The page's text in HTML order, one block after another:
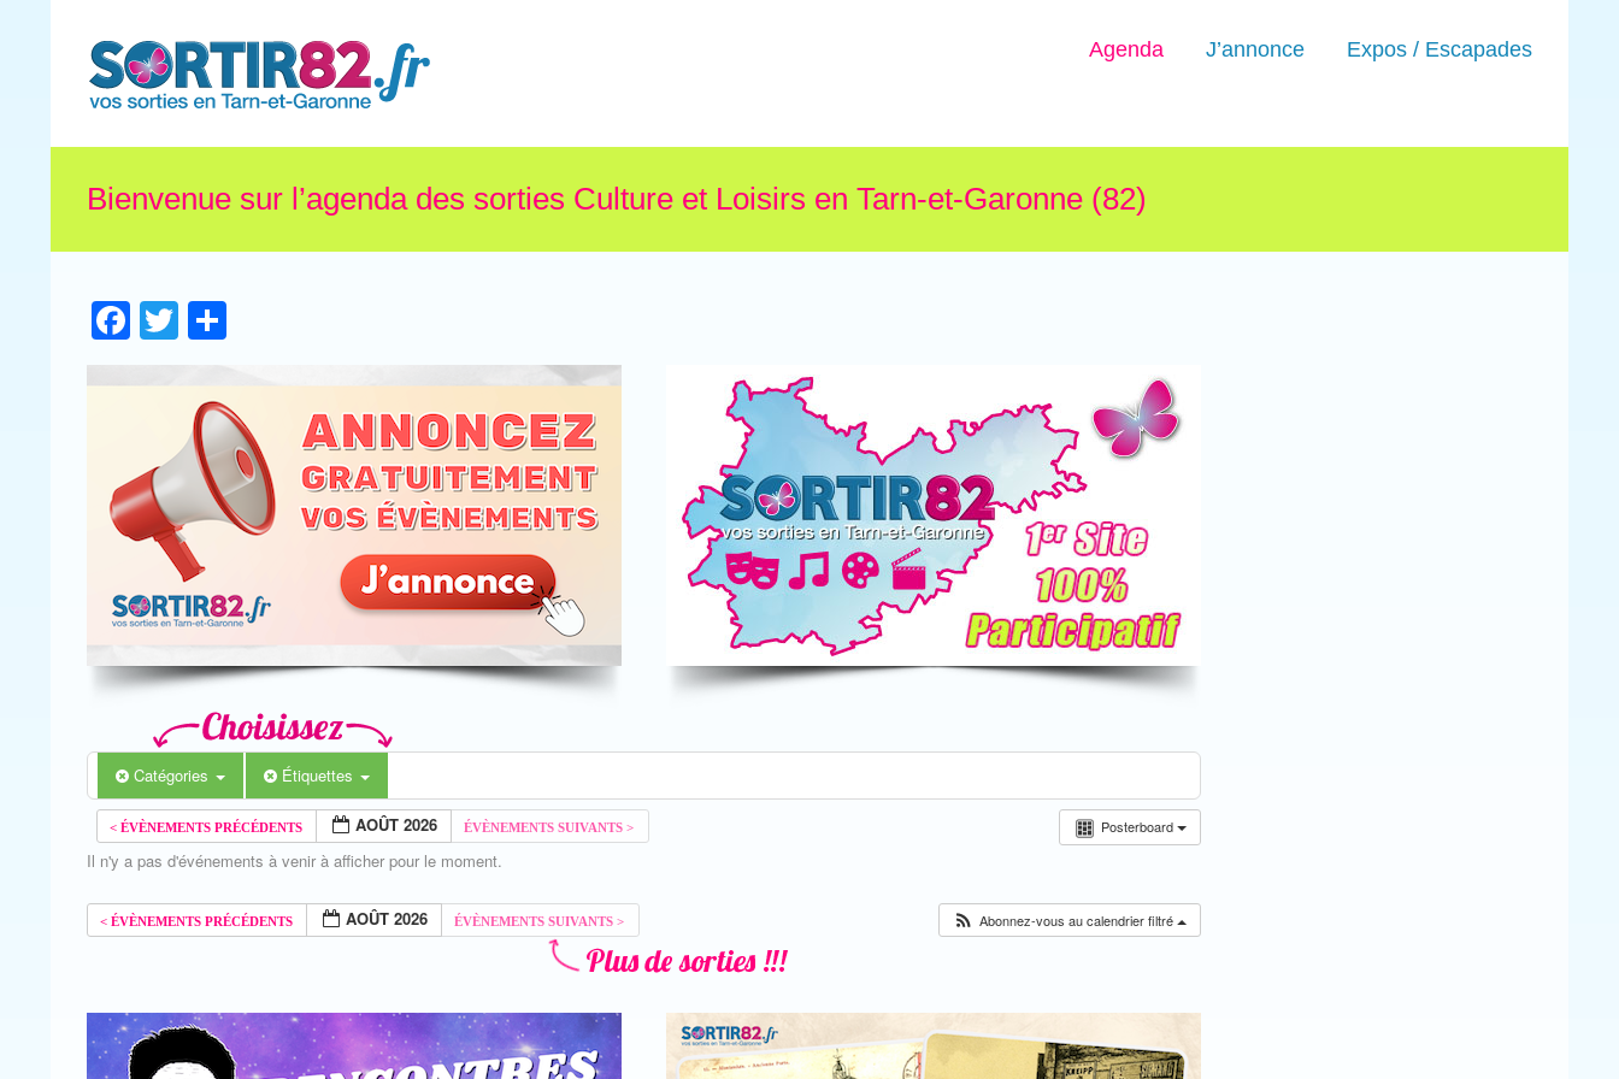
Agenda J’annonce Expos / Escapades
Bienvenue sur l’agenda des sorties Culture et Loisirs en Tarn-et-Garonne (82)
Facebook
Twitter
Catégories Étiquettes
Posterboard
AOÛT 2026
Il n'y a pas d'événements à venir à afficher pour le moment.
AOÛT 2026 Abonnez-vous au calendrier filtré